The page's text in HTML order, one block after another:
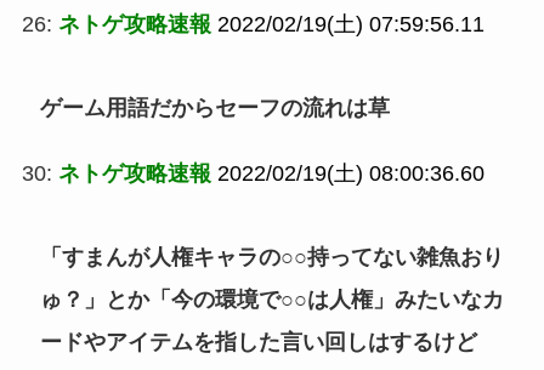
26: ネトゲ攻略速報 2022/02/19(土) 07:59:56.11
ゲーム用語だからセーフの流れは草
30: ネトゲ攻略速報 2022/02/19(土) 08:00:36.60
「すまんが人権キャラの○○持ってない雑魚おり
ゅ？」とか「今の環境で○○は人権」みたいなカ
ードやアイテムを指した言い回しはするけど